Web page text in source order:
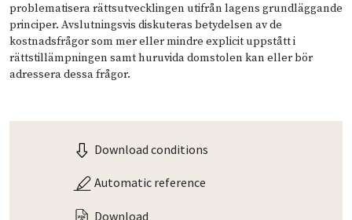
problematisera rättsutvecklingen utifrån lagens grundläggande
principer. Avslutningsvis diskuteras betydelsen av de
kostnadsfrågor som mer eller mindre explicit uppstått i
rättstillämpningen samt huruvida domstolen kan eller bör
adressera dessa frågor.
Download conditions
Automatic reference
Download